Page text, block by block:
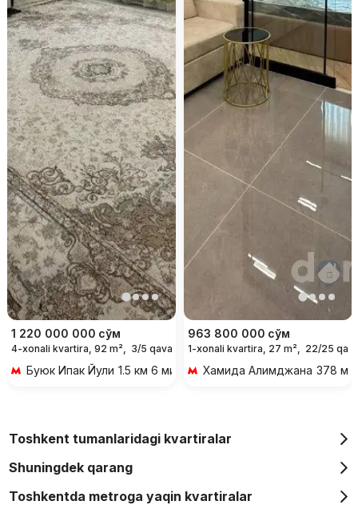
1 220 000 000 сўм
4-xonali kvartira, 92 m², 3/5 qavat
Буюк Ипак Йули 1.5 км 6 мин transportda
963 800 000 сўм
1-xonali kvartira, 27 m², 22/25
Хамида Алимджана 378 м
Toshkent tumanlaridagi kvartiralar
Shuningdek qarang
Toshkentda metroga yaqin kvartiralar